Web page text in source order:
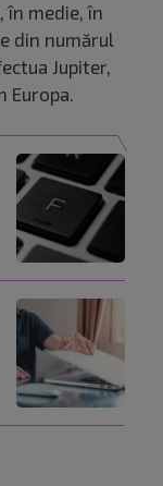
în medie, în
din numărul
Jupiter,
Europa.